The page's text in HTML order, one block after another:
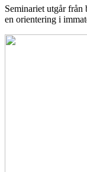
Seminariet utgår från
en orientering i